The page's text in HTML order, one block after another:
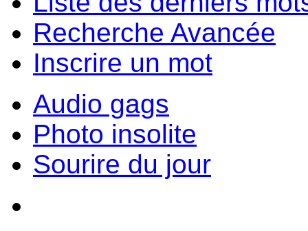
Recherche Avancée
Inscrire un mot
Audio gags
Photo insolite
Sourire du jour